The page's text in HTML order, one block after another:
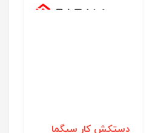
دستکش کار سیگما